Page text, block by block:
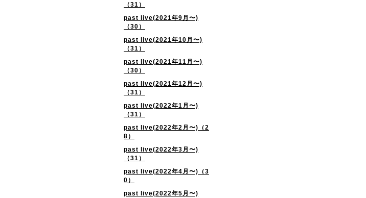
（31）
past live(2021年9月〜)
（30）
past live(2021年10月〜)
（31）
past live(2021年11月〜)
（30）
past live(2021年12月〜)
（31）
past live(2022年1月〜)
（31）
past live(2022年2月〜)（2
8）
past live(2022年3月〜)
（31）
past live(2022年4月〜)（3
0）
past live(2022年5月〜)